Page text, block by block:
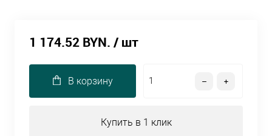
1 174.52 BYN. / шт
В корзину
Купить в 1 клик